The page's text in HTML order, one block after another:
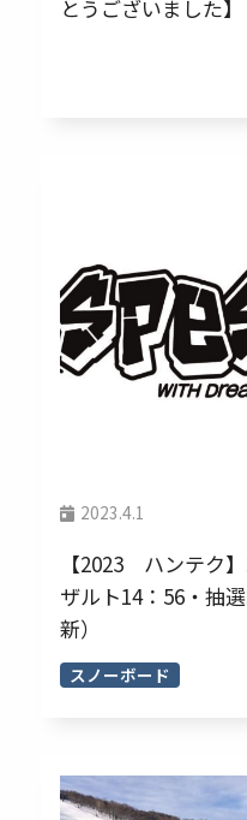
とうございました】
2023.4.1
【2023 ハンテク
ザルト14：56・抽
新）
スノーボード